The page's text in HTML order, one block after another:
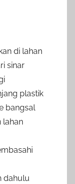
di lahan
sinar
plastik
bangsal
lahan
dahulu